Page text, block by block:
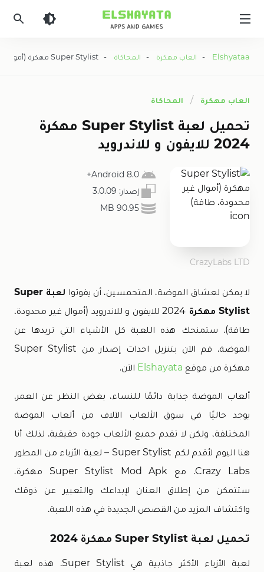
Elshyataa
- العاب مهكرة - المحاكاة - Super Stylist مهكرة (أموال غير محدودة، طاقة)
العاب مهكرة المحاكاة
تحميل لعبة Super Stylist مهكرة
2024 للايفون و للاندرويد
8.0 Android+
إصدار: 3.0.09
90.95 MB
CrazyLabs LTD
لا يمكن لعشاق الموضة، المتحمسين، أن يفوتوا
لعبة Super
Stylist مهكرة
2024 للايفون و للاندرويد (أموال غير محدودة،
طاقة). ستمنحك هذه اللعبة كل الأشياء التي تريدها عن
الموضة. قم الآن بتنزيل احداث إصدار من Super Stylist
مهكرة من موقع Elshayata الآن.
ألعاب الموضة جذابة دائمًا للنساء، بغض النظر عن العمر.
يوجد حاليًا في سوق الألعاب الآلاف من ألعاب الموضة
المختلفة، ولكن لا تقدم جميع الألعاب جودة حقيقية. لذلك أنا
هنا اليوم لأقدم لكم Super Stylist – لعبة الأزياء من المطور
Crazy Labs. مع Super Stylist Mod Apk مهكرة،
ستتمكن من إطلاق العنان لإبداعك والتعبير عن ذوقك
واكتشاف المزيد من القصص الجديدة في هذه اللعبة.
تحميل لعبة Super Stylist مهكرة 2024
لعبة الأزياء الأكثر جاذبية هي Super Stylist. هذه لعبة